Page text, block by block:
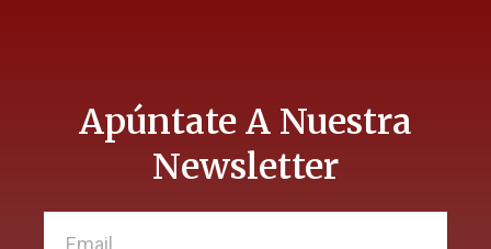
Apúntate A Nuestra
Newsletter